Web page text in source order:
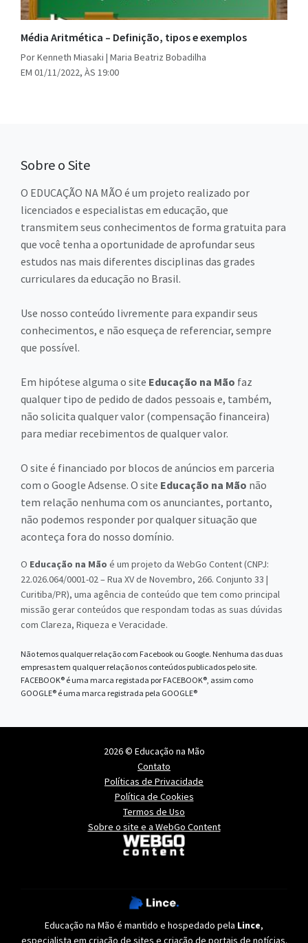
Média Aritmética – Definição, tipos e exemplos
Por Kenneth Miasaki | Maria Beatriz Bobadilha
EM 01/11/2022, ÀS 19:00
Sobre o Site
O EDUCAÇÃO NA MÃO é um projeto realizado por
licenciados e especialistas em educação, que
transmitem seus conhecimentos de forma gratuita para
que você tenha a oportunidade de aprofundar seus
estudos nas mais diferentes disciplinas das grades
curriculares da educação no Brasil.
Use nosso conteúdo livremente para expandir seus
conhecimentos, e não esqueça de referenciar, sempre
que possível.
Em hipótese alguma o site Educação na Mão faz
qualquer tipo de pedido de dados pessoais e, também,
não solicita qualquer valor (compensação financeira)
para mediar recebimentos de qualquer valor.
O site é financiado por blocos de anúncios em parceria
com o Google Adsense. O site Educação na Mão não
tem relação nenhuma com os anunciantes, portanto,
não podemos responder por qualquer situação que
aconteça fora do nosso domínio.
O Educação na Mão é um projeto da WebGo Content (CNPJ:
22.026.064/0001-02 – Rua XV de Novembro, 266. Conjunto 33 |
Curitiba/PR), uma agência de conteúdo que tem como principal
missão gerar conteúdos que respondam todas as suas dúvidas
com Clareza, Riqueza e Veracidade.
Não temos qualquer relação com Facebook ou Google. Nenhuma das duas
empresas tem qualquer relação nos conteúdos publicados pelo site.
FACEBOOK® é uma marca registada por FACEBOOK®, assim como
GOOGLE® é uma marca registrada pela GOOGLE®
2026 © Educação na Mão
Contato
Políticas de Privacidade
Política de Cookies
Termos de Uso
Sobre o site e a WebGo Content
Educação na Mão é mantido e hospedado pela Lince,
especialista em criação de sites e criação de portais de notícias.